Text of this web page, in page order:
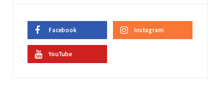
Facebook Instagram
YouTube